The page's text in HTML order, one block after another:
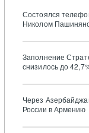
Состоялся
Николом
Заполнение
снизилось до
Через
России в Армению